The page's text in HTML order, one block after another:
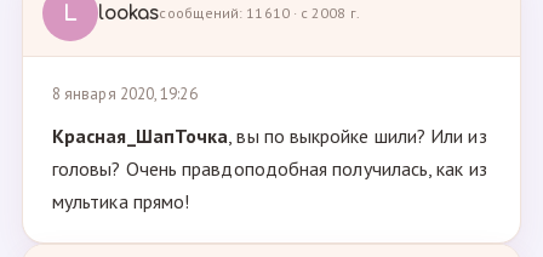
L lookasсообщений: 11610 · с 2008 г.
8 января 2020, 19:26
Красная_ШапТочка, вы по выкройке шили? Или из
головы? Очень правдоподобная получилась, как из
мультика прямо!